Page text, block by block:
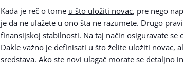
Kada je reč o tome u što uložiti novac, pre nego
je da ne ulažete u ono šta ne razumete. Drugo
finansijskoj stabilnosti. Na taj način osiguravate
Dakle važno je definisati u što želite uložiti novac,
sredstava. Ako ste novi ulagač morate se